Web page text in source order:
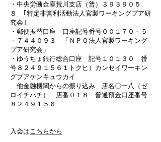
・中央労働金庫荒川支店（普）３９３９０５
８ ｢特定非営利活動法人官製ワーキングプア研
究会｣
・郵便振替口座 口座記号番号００１７０－５
－７４４０９３ 「ＮＰＯ法人官製ワーキング
プア研究会」
・ゆうちょ銀行総合口座 記号１０１３０ 番
号８２４９１５６１トクヒ）カンセイワーキン
グプアケンキュウカイ
他金融機関からの振り込み 店名〇一八（ゼ
ロイチハチ） 店番０１８ 普通預金口座番号
８２４９１５６
​入会はこちらから